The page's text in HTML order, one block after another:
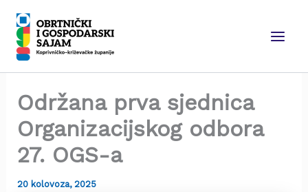
content
Održana prva sjednica
Organizacijskog odbora
27. OGS-a
20 kolovoza, 2025